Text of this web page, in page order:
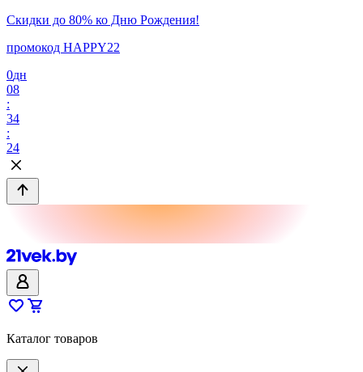
Скидки до 80% ко Дню Рождения!
промокод HAPPY22
0дн
08
:
34
:
24
Каталог товаров